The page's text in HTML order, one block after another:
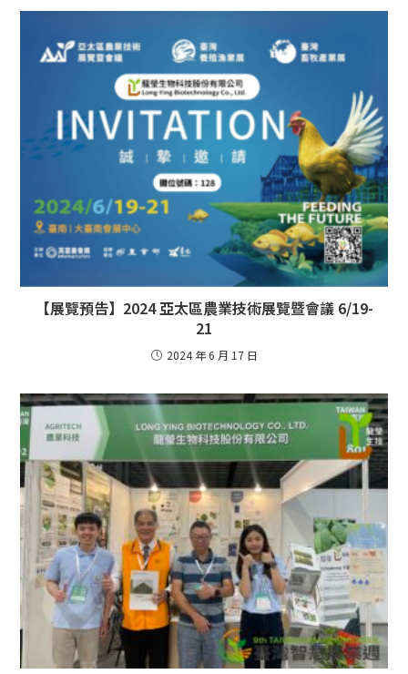
【展覽預告】2024 亞太區農業技術展覽暨會議 6/19-
21
2024 年 6 月 17 日